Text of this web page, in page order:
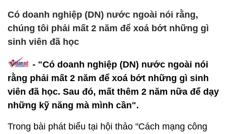
Có doanh nghiệp (DN) nước ngoài nói rằng,
chúng tôi phải mất 2 năm để xoá bớt những gì
sinh viên đã học
- "Có doanh nghiệp (DN) nước ngoài nói
rằng phải mất 2 năm để xoá bớt những gì sinh
viên đã học. Sau đó, mất thêm 2 năm nữa để dạy
những kỹ năng mà mình cần".
Trong bài phát biểu tại hội thảo "Cách mạng công